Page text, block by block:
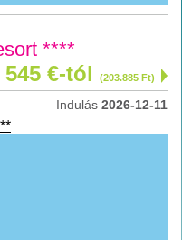
****
545 €-tól (203.885 Ft)
Indulás 2026-12-11